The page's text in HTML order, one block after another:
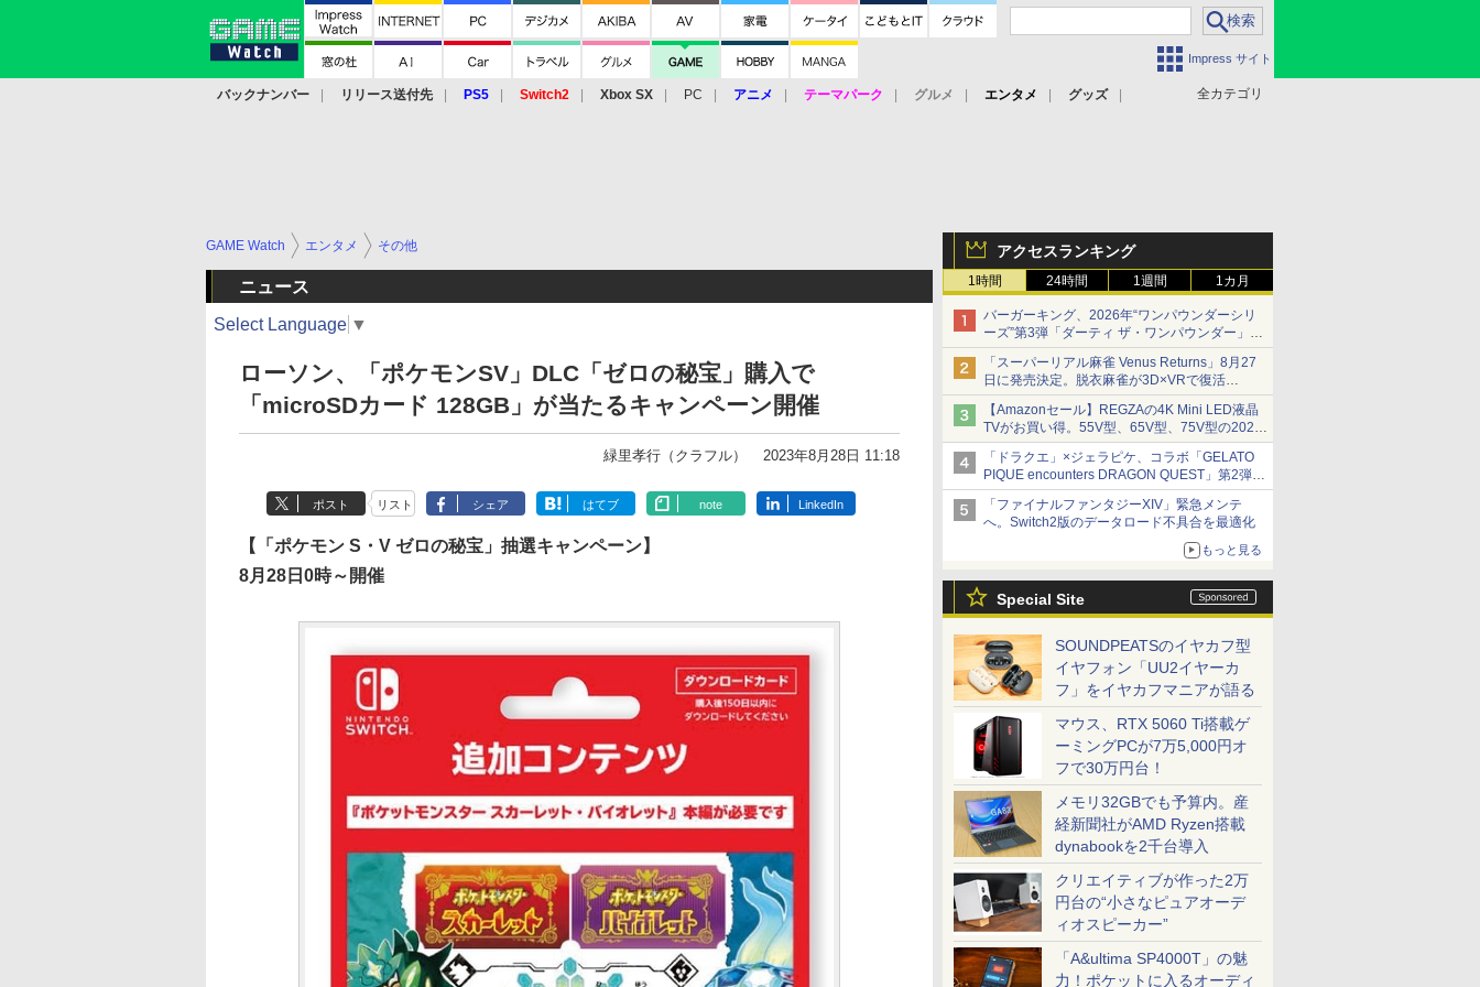
Impress サイト
全カテゴリ
バックナンバー リリース送付先 PS5 Switch2 Xbox SX PC アニメ テーマパーク グルメ エンタメ
グッズ
アクセスランキング
1時間 24時間 1週間 1カ月
バーガーキング、2026年“ワンパウンダーシリ
ーズ”第3弾「ダーティ ザ・ワンパウンダー」を
8月7日発売
「特製ガーリックマヨソース」を使用した超大
型チーズバーガー
「スーパーリアル麻雀 Venus Returns」8月27
日に発売決定。脱衣麻雀が3D×VRで復活
発売から2週間は20%オフになるセールが実施
【Amazonセール】REGZAの4K Mini LED液晶
TVがお買い得。55V型、65V型、75V型の2026
年モデルがラインナップ
「ドラクエ」×ジェラピケ、コラボ「GELATO
PIQUE encounters DRAGON QUEST」第2弾が
本日発売
アイスカップに入ったスライムやわたぼう、ベ
ビーサタンなどがオリジナルアートで登場
「ファイナルファンタジーXIV」緊急メンテ
へ。Switch2版のデータロード不具合を最適化
もっと見る
Special Site
SOUNDPEATSのイヤカフ型
イヤフォン「UU2イヤーカ
フ」をイヤカフマニアが語る
マウス、RTX 5060 Ti搭載ゲ
ーミングPCが7万5,000円オ
フで30万円台！
メモリ32GBでも予算内。産
経新聞社がAMD Ryzen搭載
dynabookを2千台導入
クリエイティブが作った2万
円台の“小さなピュアオーデ
ィオスピーカー”
「A&ultima SP4000T」の魅
力！ポケットに入るオーディ
GAME Watch エンタメ その他
ニュース
Select Language ▼
ローソン、「ポケモンSV」DLC「ゼロの秘宝」購入で
「microSDカード 128GB」が当たるキャンペーン開催
緑里孝行（クラフル） 2023年8月28日 11:18
ポスト リスト シェア はてブ note LinkedIn
【「ポケモン S・V ゼロの秘宝」抽選キャンペーン】
8月28日0時～開催